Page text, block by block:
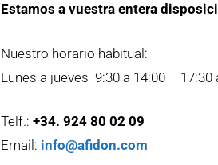
Estamos a vuestra entera
Nuestro horario habitual:
Lunes a jueves 9:30 a 14:00 – 17:30
Telf.: +34. 924 80 02 09
Email: info@afidon.com